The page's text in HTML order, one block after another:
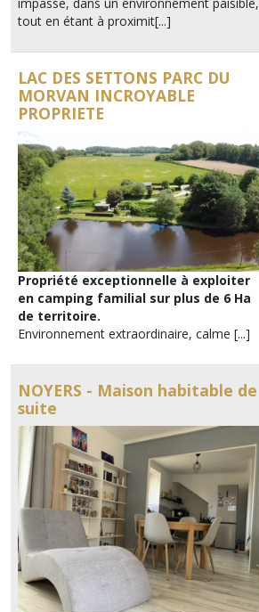
tout en étant à proximit[...]
LAC DES SETTONS PARC DU
MORVAN INCROYABLE
PROPRIETE
Propriété exceptionnelle à exploiter
en camping familial sur plus de 6 Ha
de territoire.
Environnement extraordinaire, calme [...]
NOYERS - Maison habitable de
suite